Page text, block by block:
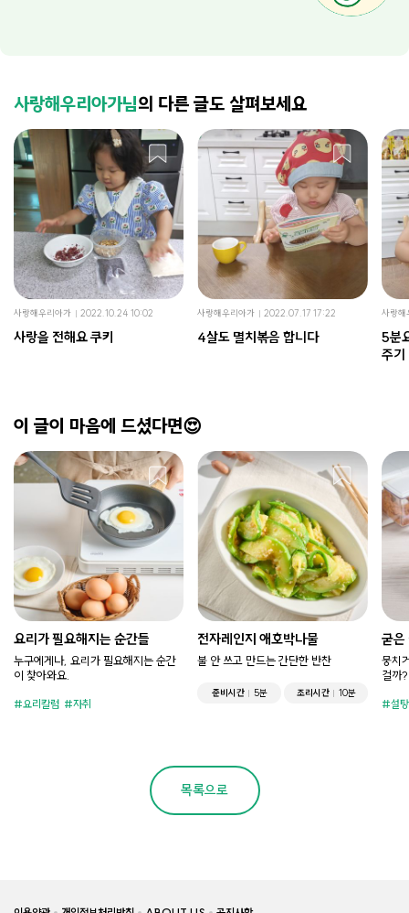
사랑해우리아가님의 다른 글도 살펴보세요
사랑해우리아가 2022.10.24 10:02
사랑을 전해요 쿠키
사랑해우리아가 2022.07.17 17:22
4살도 멸치볶음 합니다
사랑해
5분
주기
이 글이 마음에 드셨다면😍
요리가 필요해지는 순간들
누구에게나, 요리가 필요해지는 순간
이 찾아와요.
요리칼럼 자취
전자레인지 애호박나물
불 안 쓰고 만드는 간단한 반찬
준비시간 5분 조리시간 10분
굳은
뭉치
걸까?
설탕
목록으로